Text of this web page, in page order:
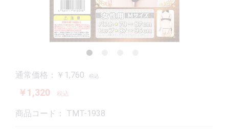
通常価格：￥1,760 税込
￥1,320 税込
商品コード： TMT-1938